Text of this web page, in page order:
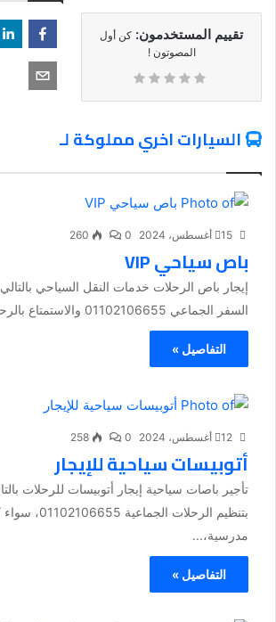
تقييم المستخدمون: كن أول
المصوتون !
السيارات اخري مملوكة لـ
15 أغسطس، 2024 0
260
باص سياحي VIP
إيجار باص الرحلات خدمات النقل السياحي
السفر الجماعي 01102106655 والاستمتاع بالرحلات العائلية أو...
التفاصيل »
12 أغسطس، 2024 0
258
أتوبيسات سياحية للإيجار
تأجير باصات سياحية إيجار أتوبيسات للرحلات
بتنظيم الرحلات
مدرسية،...
التفاصيل »